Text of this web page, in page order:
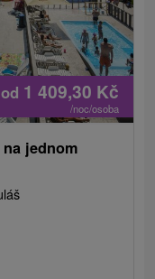
od 1 409,30 Kč
/noc/osoba
jednom